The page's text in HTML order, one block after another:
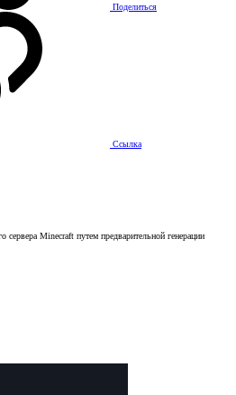
Поделиться
Ссылка
сервера Minecraft путем предварительной генерации